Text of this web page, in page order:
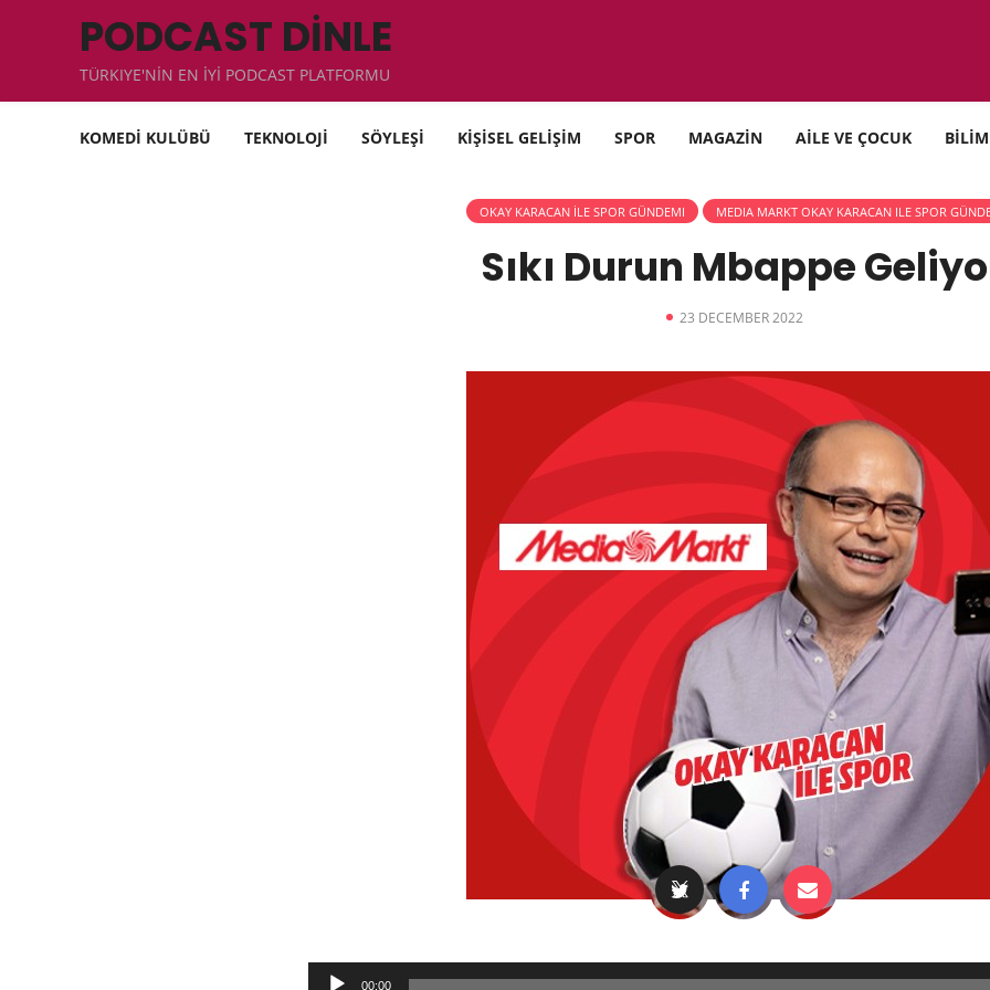
PODCAST DİNLE
TÜRKIYE'NİN EN İYİ PODCAST PLATFORMU
KOMEDİ KULÜBÜ TEKNOLOJİ SÖYLEŞİ KİŞİSEL GELİŞİM SPOR MAGAZİN AİLE VE ÇOCUK BİLİM
OKAY KARACAN İLE SPOR GÜNDEMI MEDIA MARKT OKAY KARACAN ILE SPOR
Sıkı Durun Mbappe
23 DECEMBER 2022
Audio
00:00